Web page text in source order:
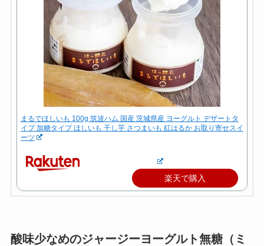
まるでほしいも 100g 筑波ハム 国産 茨城県産 ヨーグルト デザートタ
イプ 加糖タイプ ほしいも 干し芋 さつまいも 紅はるか お取り寄せスイ
ーツ
楽天で購入
酸味少なめのジャージーヨーグルト無糖（ミ